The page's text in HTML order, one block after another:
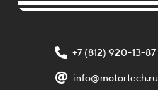
+7 (812) 920-13-87
info@motortech.ru